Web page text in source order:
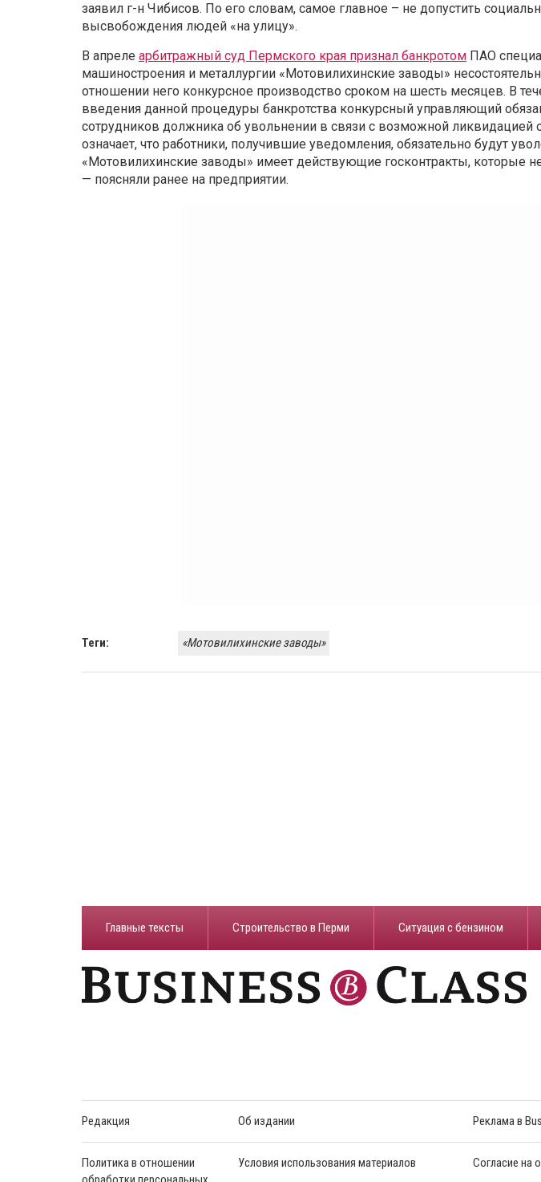
заявил г-н Чибисов. По его словам, самое главное – не допустить
высвобождения людей «на улицу».
В апреле арбитражный суд Пермского края признал банкротом ПАО
машиностроения и металлургии «Мотовилихинские заводы»
отношении него конкурсное производство сроком на шесть месяцев. В
введения данной процедуры банкротства конкурсный управляющий
сотрудников должника об увольнении в связи с возможной ликвидацией
означает, что работники, получившие уведомления, обязательно будут
«Мотовилихинские заводы» имеет действующие госконтракты, которые
— поясняли ранее на предприятии.
Теги: «Мотовилихинские заводы»
Главные тексты Строительство в Перми ​Ситуация с бензином
Редакция Об издании Реклама в
Политика в отношении
Условия использования материалов Согласие на